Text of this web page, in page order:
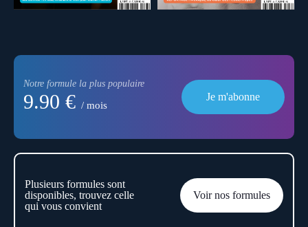
Notre formule la plus populaire
9.90 € / mois
Je m'abonne
Plusieurs formules sont
disponibles, trouvez celle
qui vous convient
Voir nos formules